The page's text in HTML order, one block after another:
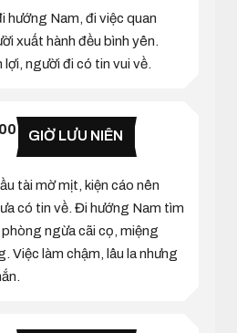
hướng Nam, đi việc quan
xuất hành đều bình yên.
người đi có tin vui về.
GIỜ LƯU NIÊN
tài mờ mịt, kiện cáo nên
có tin về. Đi hướng Nam tìm
ngừa cãi cọ, miệng
Việc làm chậm, lâu la nhưng